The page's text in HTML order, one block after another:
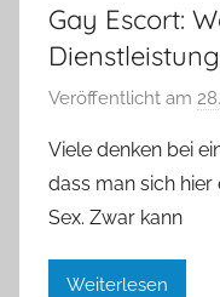
Gay Escort:
Veröffentlicht am
Viele denken bei
dass man sich hier
Sex. Zwar kann
Weiterlesen